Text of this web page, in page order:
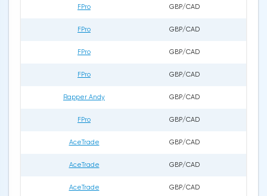
FPro GBP/CAD
FPro GBP/CAD
FPro GBP/CAD
FPro GBP/CAD
Rapper Andy GBP/CAD
FPro GBP/CAD
AceTrade GBP/CAD
AceTrade GBP/CAD
AceTrade GBP/CAD